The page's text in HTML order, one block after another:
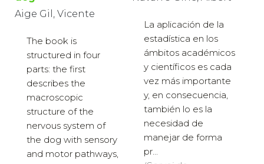
Aige Gil, Vicente
The book is
structured in four
parts: the first
describes the
macroscopic
structure of the
nervous system of
the dog with sensory
and motor pathways,
La aplicación de la
estadística en los
ámbitos académicos
y científicos es cada
vez más importante
y, en consecuencia,
también lo es la
necesidad de
manejar de forma
pr...